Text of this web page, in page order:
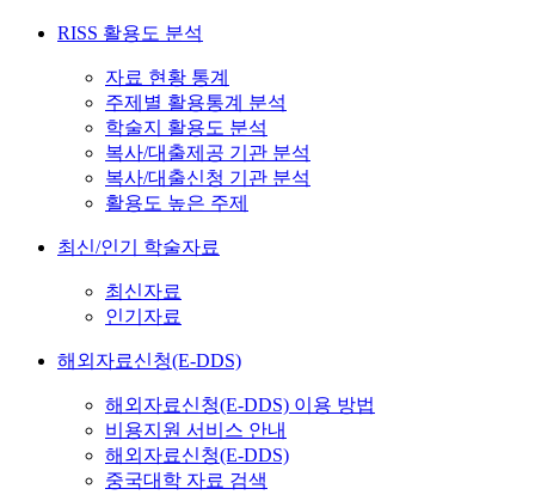
RISS 활용도 분석
자료 현황 통계
주제별 활용통계 분석
학술지 활용도 분석
복사/대출제공 기관 분석
복사/대출신청 기관 분석
활용도 높은 주제
최신/인기 학술자료
최신자료
인기자료
해외자료신청(E-DDS)
해외자료신청(E-DDS) 이용 방법
비용지원 서비스 안내
해외자료신청(E-DDS)
중국대학 자료 검색